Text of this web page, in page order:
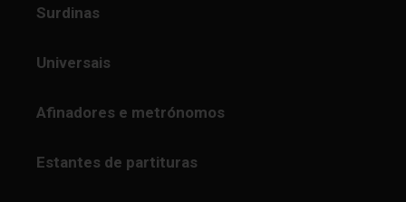
Surdinas
Universais
Afinadores e metrónomos
Estantes de partituras